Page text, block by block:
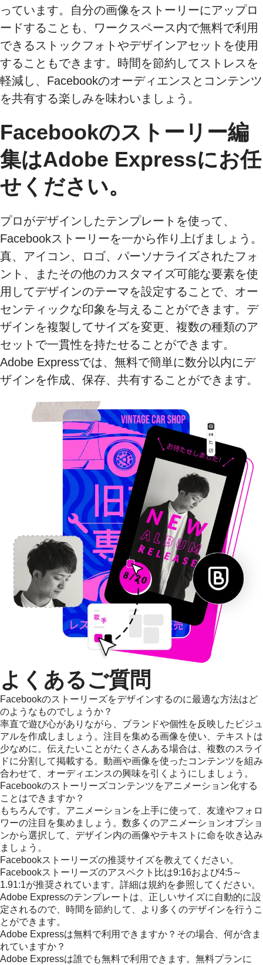
っています。自分の画像をストーリーにアップロ
ードすることも、ワークスペース内で無料で利用
できるストックフォトやデザインアセットを使用
することもできます。時間を節約してストレスを
軽減し、Facebookのオーディエンスとコンテンツ
を共有する楽しみを味わいましょう。
Facebookのストーリー編
集はAdobe Expressにお任
せください。
プロがデザインしたテンプレートを使って、
Facebookストーリーを一から作り上げましょう。
真、アイコン、ロゴ、パーソナライズされたフォ
ント、またその他のカスタマイズ可能な要素を使
用してデザインのテーマを設定することで、オー
センティックな印象を与えることができます。デ
ザインを複製してサイズを変更、複数の種類のア
セットで一貫性を持たせることができます。
Adobe Expressでは、無料で簡単に数分以内にデ
ザインを作成、保存、共有することができます。
よくあるご質問
Facebookのストーリーズをデザインするのに最適な方法はど
のようなものでしょうか？
率直で遊び心がありながら、ブランドや個性を反映したビジュ
アルを作成しましょう。注目を集める画像を使い、テキストは
少なめに。伝えたいことがたくさんある場合は、複数のスライ
ドに分割して掲載する。動画や画像を使ったコンテンツを組み
合わせて、オーディエンスの興味を引くようにしましょう。
Facebookのストーリーズコンテンツをアニメーション化する
ことはできますか？
もちろんです。アニメーションを上手に使って、友達やフォロ
ワーの注目を集めましょう。数多くのアニメーションオプショ
ンから選択して、デザイン内の画像やテキストに命を吹き込み
ましょう。
Facebookストーリーズの推奨サイズを教えてください。
Facebookストーリーズのアスペクト比は9:16および4:5～
1.91:1が推奨されています。詳細は規約を参照してください。
Adobe Expressのテンプレートは、正しいサイズに自動的に設
定されるので、時間を節約して、より多くのデザインを行うこ
とができます。
Adobe Expressは無料で利用できますか？その場合、何が含ま
れていますか？
Adobe Expressは誰でも無料で利用できます。無料プランに